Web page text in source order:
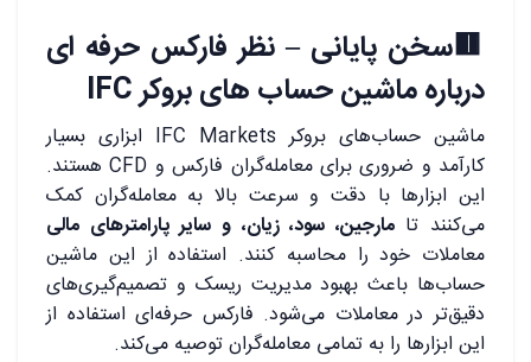
🟥سخن پایانی – نظر فارکس حرفه ای
درباره ماشین حساب های بروکر IFC
ماشین حساب‌های بروکر IFC Markets ابزاری بسیار
کارآمد و ضروری برای معامله‌گران فارکس و CFD هستند.
این ابزارها با دقت و سرعت بالا به معامله‌گران کمک
می‌کنند تامارجین، سود، زیان، و سایر پارامترهای مالی
معاملات خود را محاسبه کنند. استفاده از این ماشین
حساب‌ها باعث بهبود مدیریت ریسک و تصمیم‌گیری‌های
دقیق‌تر در معاملات می‌شود. فارکس حرفه‌ای استفاده از
این ابزارها را به تمامی معامله‌گران توصیه می‌کند.